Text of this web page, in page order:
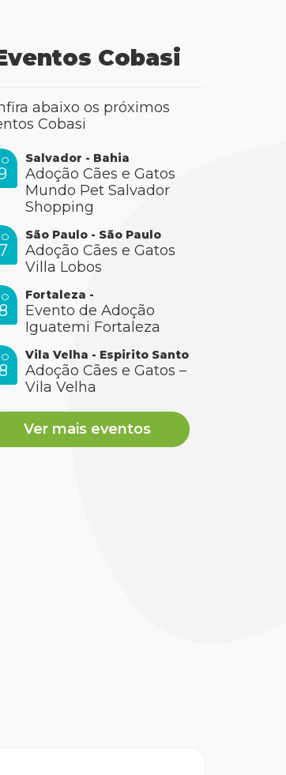
Cobasi
abaixo os próximos
Cobasi
Salvador - Bahia
Adoção Cães e Gatos
Mundo Pet Salvador
Shopping
São Paulo - São Paulo
Adoção Cães e Gatos
Villa Lobos
Fortaleza -
Evento de Adoção
Iguatemi Fortaleza
Vila Velha - Espirito Santo
Adoção Cães e Gatos –
Vila Velha
Ver mais eventos